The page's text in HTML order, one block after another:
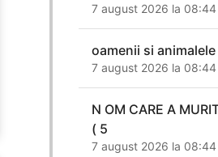
7 august 2026 la 08:44
oamenii si
7 august 2026 la 08:44
N OM CARE A
( 5
7 august 2026 la 08:44